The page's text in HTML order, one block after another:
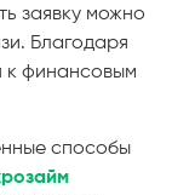
заявку можно
Благодаря
финансовым
способы